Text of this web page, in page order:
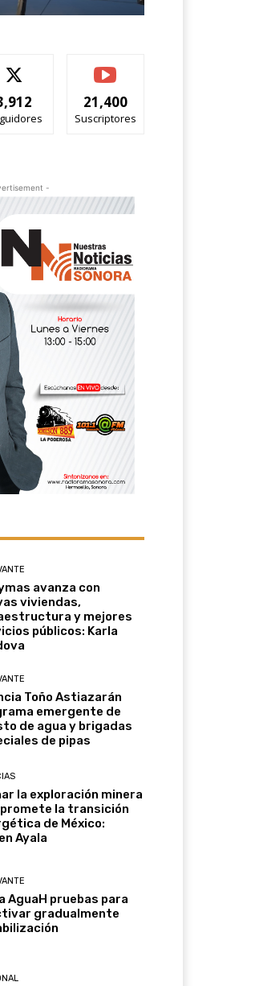
21,400
Suscriptores
-
avanza con
viviendas,
y mejores
públicos: Karla
Toño Astiazarán
emergente de
de agua y brigadas
de pipas
la exploración minera
la transición
de México:
Ayala
AguaH pruebas para
gradualmente